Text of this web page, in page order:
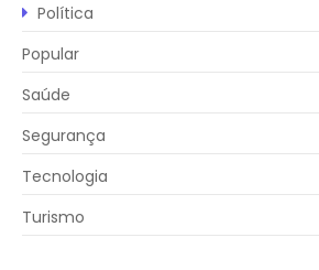
Política
Popular
Saúde
Segurança
Tecnologia
Turismo